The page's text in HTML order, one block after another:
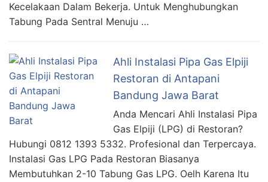
Kecelakaan Dalam Bekerja. Untuk Menghubungkan
Tabung Pada Sentral Menuju …
Ahli Instalasi Pipa Gas Elpiji
Restoran di Antapani
Bandung Jawa Barat
Anda Mencari Ahli Instalasi Pipa
Gas Elpiji (LPG) di Restoran?
Hubungi 0812 1393 5332. Profesional dan Terpercaya.
Instalasi Gas LPG Pada Restoran Biasanya
Membutuhkan 2-10 Tabung Gas LPG. Oelh Karena Itu